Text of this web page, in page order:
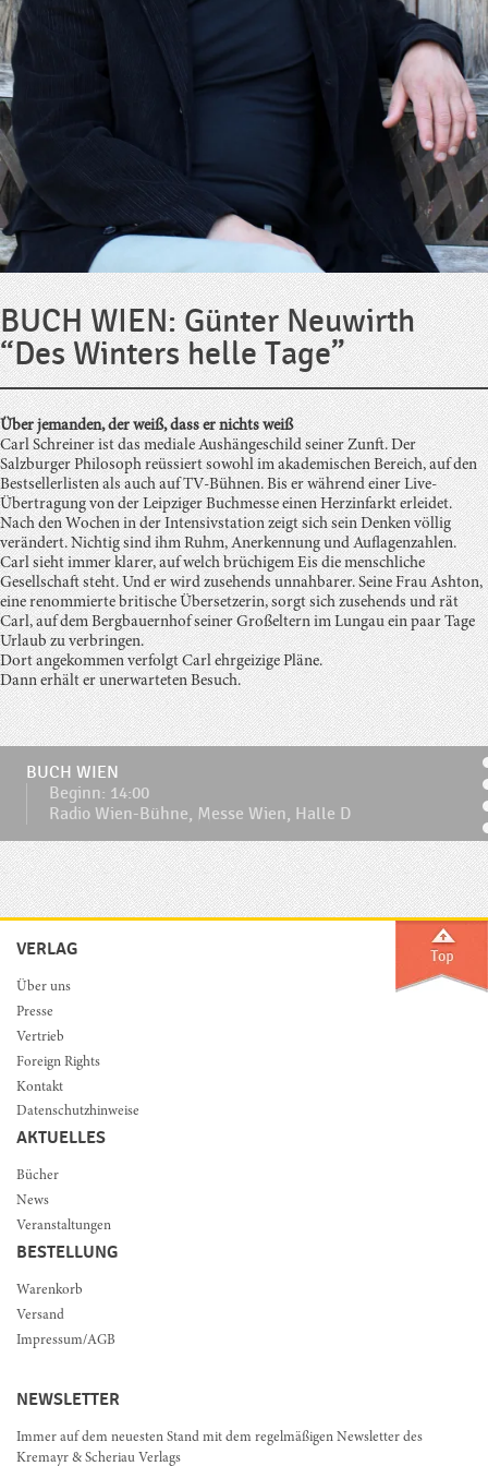
BUCH WIEN: Günter Neuwirth
“Des Winters helle Tage”
Über jemanden, der weiß, dass er nichts weiß
Carl Schreiner ist das mediale Aushängeschild seiner Zunft. Der
Salzburger Philosoph reüssiert sowohl im akademischen Bereich, auf den
Bestsellerlisten als auch auf TV-Bühnen. Bis er während einer Live-
Übertragung von der Leipziger Buchmesse einen Herzinfarkt erleidet.
Nach den Wochen in der Intensivstation zeigt sich sein Denken völlig
verändert. Nichtig sind ihm Ruhm, Anerkennung und Auflagenzahlen.
Carl sieht immer klarer, auf welch brüchigem Eis die menschliche
Gesellschaft steht. Und er wird zusehends unnahbarer. Seine Frau Ashton,
eine renommierte britische Übersetzerin, sorgt sich zusehends und rät
Carl, auf dem Bergbauernhof seiner Großeltern im Lungau ein paar Tage
Urlaub zu verbringen.
Dort angekommen verfolgt Carl ehrgeizige Pläne.
Dann erhält er unerwarteten Besuch.
BUCH WIEN
Beginn: 14:00
Radio Wien-Bühne, Messe Wien, Halle D
VERLAG
Über uns
Presse
Vertrieb
Foreign Rights
Kontakt
Datenschutzhinweise
AKTUELLES
Bücher
News
Veranstaltungen
BESTELLUNG
Warenkorb
Versand
Impressum/AGB
NEWSLETTER
Immer auf dem neuesten Stand mit dem regelmäßigen Newsletter des
Kremayr & Scheriau Verlags